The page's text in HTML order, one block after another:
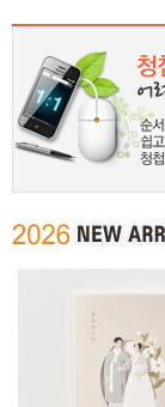
1 2 3 4 5 6